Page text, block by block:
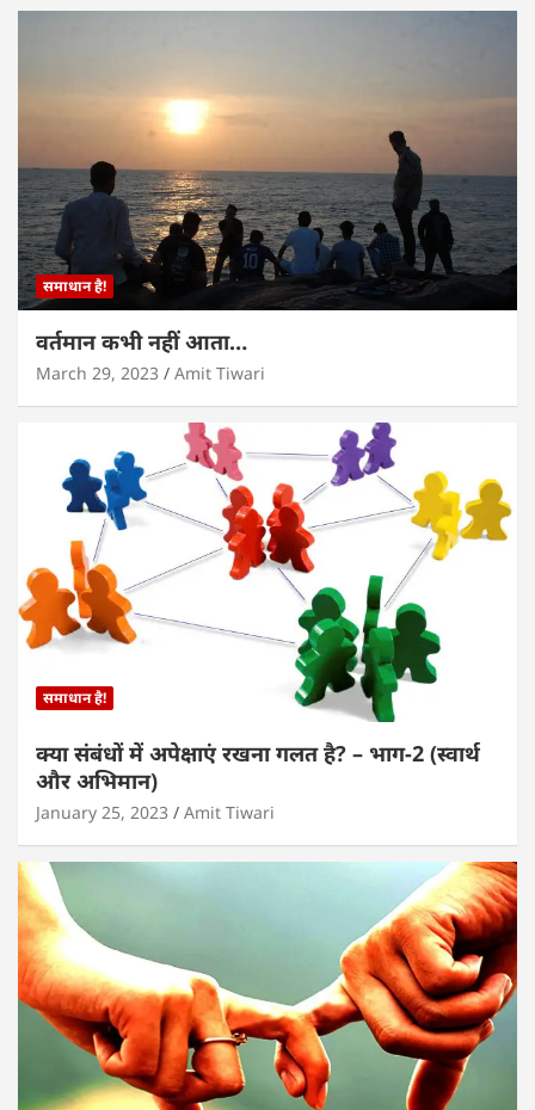
समाधान है!
वर्तमान कभी नहीं आता…
March 29, 2023 Amit Tiwari
समाधान है!
क्या संबंधों में अपेक्षाएं रखना गलत है? – भाग-2 (स्वार्थ
और अभिमान)
January 25, 2023 Amit Tiwari